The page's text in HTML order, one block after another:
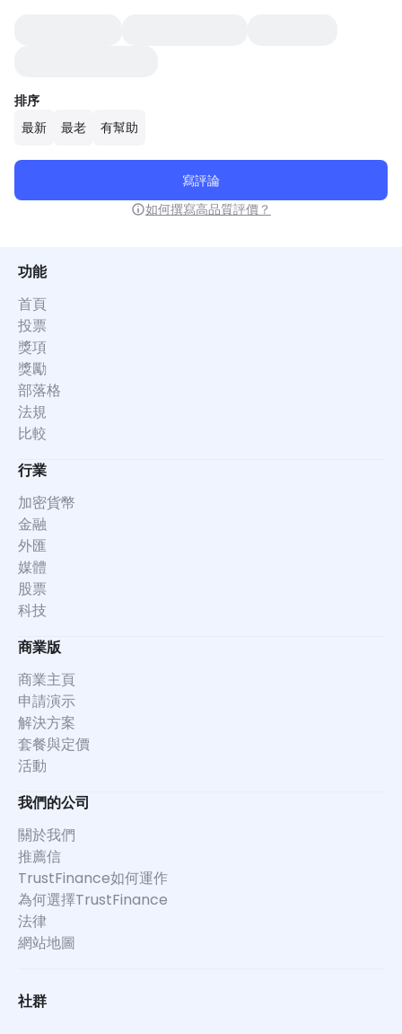
排序
最新
最老 有幫助
寫評論
如何撰寫高品質評價？
功能
首頁
投票
獎項
獎勵
部落格
法規
比較
行業
加密貨幣
金融
外匯
媒體
股票
科技
商業版
商業主頁
申請演示
解決方案
套餐與定價
活動
我們的公司
關於我們
推薦信
TrustFinance如何運作
為何選擇TrustFinance
法律
網站地圖
社群